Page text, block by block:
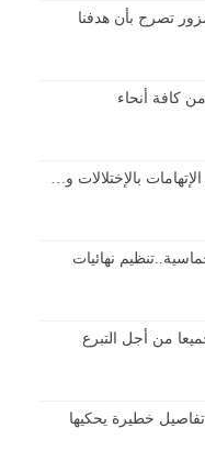
مزور تصرح بأن هدفنا
كافة أنحاء
بالإختلالات و…
نهائيات
من أجل التبرع
خطيرة يحكيها